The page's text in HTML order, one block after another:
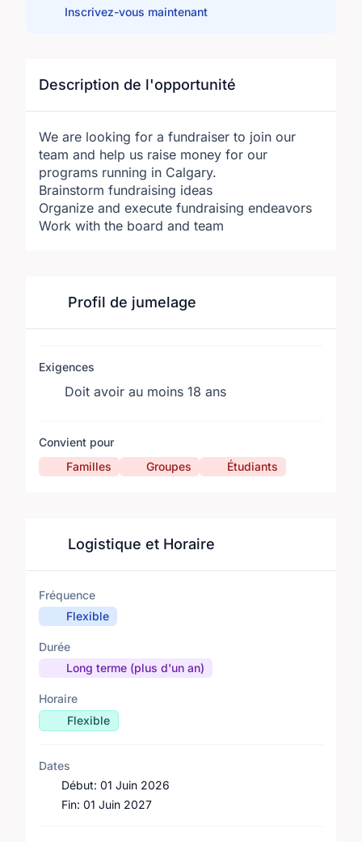
Inscrivez-vous maintenant
Description de l'opportunité
We are looking for a fundraiser to join our
team and help us raise money for our
programs running in Calgary.
Brainstorm fundraising ideas
Organize and execute fundraising endeavors
Work with the board and team
Profil de jumelage
Exigences
Doit avoir au moins 18 ans
Convient pour
Familles
Groupes Étudiants
Logistique et Horaire
Fréquence
Flexible
Durée
Long terme (plus d'un an)
Horaire
Flexible
Dates
Début: 01 Juin 2026
Fin: 01 Juin 2027